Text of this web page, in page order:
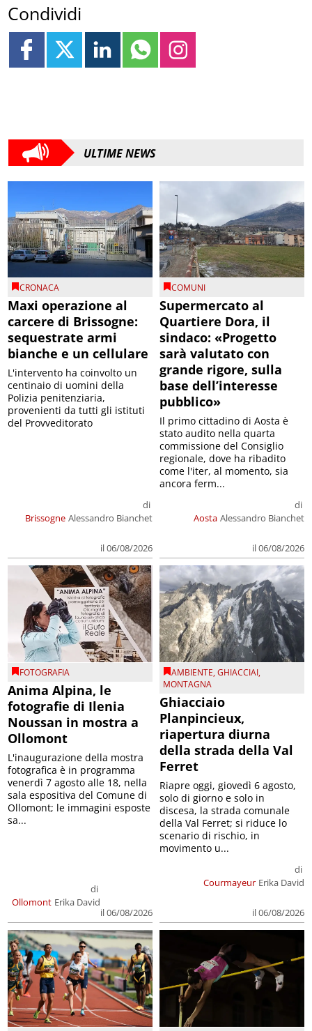
Condividi
ULTIME NEWS
CRONACA
Maxi operazione al
carcere di Brissogne:
sequestrate armi
bianche e un cellulare
Brissogne
di
Alessandro Bianchet
il 06/08/2026
L'intervento ha coinvolto un
centinaio di uomini della
Polizia penitenziaria,
provenienti da tutti gli istituti
del Provveditorato
COMUNI
Supermercato al
Quartiere Dora, il
sindaco: «Progetto
sarà valutato con
grande rigore, sulla
base dell’interesse
pubblico»
Aosta
di
Alessandro Bianchet
il 06/08/2026
Il primo cittadino di Aosta è
stato audito nella quarta
commissione del Consiglio
regionale, dove ha ribadito
come l'iter, al momento, sia
ancora ferm...
FOTOGRAFIA
Anima Alpina, le
fotografie di Ilenia
Noussan in mostra a
Ollomont
Ollomont
di
Erika David
il 06/08/2026
L'inaugurazione della mostra
fotografica è in programma
venerdì 7 agosto alle 18, nella
sala espositiva del Comune di
Ollomont; le immagini esposte
sa...
AMBIENTE,GHIACCIAI,
MONTAGNA
Ghiacciaio
Planpincieux,
riapertura diurna
della strada della Val
Ferret
Courmayeur
di
Erika David
il 06/08/2026
Riapre oggi, giovedì 6 agosto,
solo di giorno e solo in
discesa, la strada comunale
della Val Ferret; si riduce lo
scenario di rischio, in
movimento u...